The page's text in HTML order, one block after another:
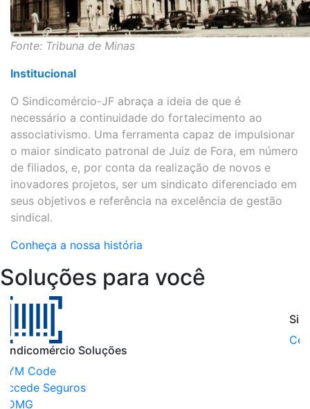
Fonte: Tribuna de Minas
Institucional
O Sindicomércio-JF abraça a ideia de que é
necessário a continuidade do fortalecimento ao
associativismo. Uma ferramenta capaz de impulsionar
o maior sindicato patronal de Juiz de Fora, em número
de filiados, e, por conta da realização de novos e
inovadores projetos, ser um sindicato diferenciado em
seus objetivos e referência na excelência de gestão
sindical.
Conheça a nossa história
Soluções para você
Certificado Digital